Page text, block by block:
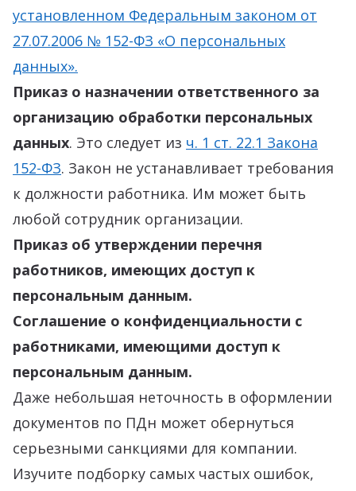
установленном Федеральным законом от
27.07.2006 № 152-ФЗ «О персональных
данных».
Приказ о назначении ответственного за
организацию обработки персональных
данных. Это следует из ч. 1 ст. 22.1 Закона
152-ФЗ. Закон не устанавливает требования
к должности работника. Им может быть
любой сотрудник организации.
Приказ об утверждении перечня
работников, имеющих доступ к
персональным данным.
Соглашение о конфиденциальности с
работниками, имеющими доступ к
персональным данным.
Даже небольшая неточность в оформлении
документов по ПДн может обернуться
серьезными санкциями для компании.
Изучите подборку самых частых ошибок,